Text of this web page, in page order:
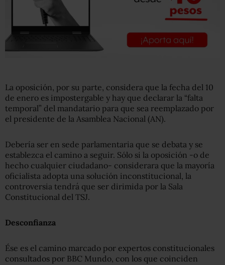
La oposición, por su parte, considera que la fecha del 10
de enero es impostergable y hay que declarar la “falta
temporal” del mandatario para que sea reemplazado por
el presidente de la Asamblea Nacional (AN).
Debería ser en sede parlamentaria que se debata y se
establezca el camino a seguir. Sólo si la oposición -o de
hecho cualquier ciudadano- considerara que la mayoría
oficialista adopta una solución inconstitucional, la
controversia tendrá que ser dirimida por la Sala
Constitucional del TSJ.
Desconfianza
Ése es el camino marcado por expertos constitucionales
consultados por BBC Mundo, con los que coinciden